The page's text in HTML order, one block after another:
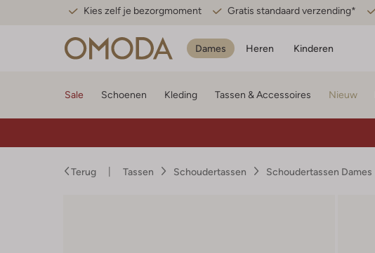
Kies zelf je bezorgmoment Gratis standaard verzending*
Dames Heren Kinderen
Sale Schoenen Kleding Tassen & Accessoires Nieuw
Terug Tassen Schoudertassen Schoudertassen Dames